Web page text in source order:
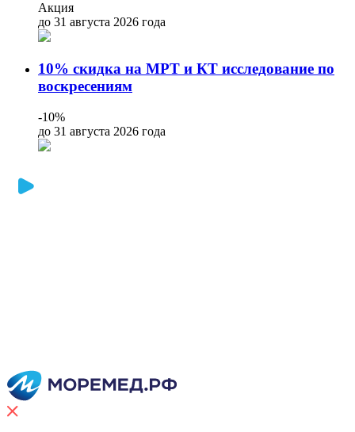
Акция
до 31 августа 2026 года
10% скидка на МРТ и КТ исследование по
воскресениям
-10%
до 31 августа 2026 года